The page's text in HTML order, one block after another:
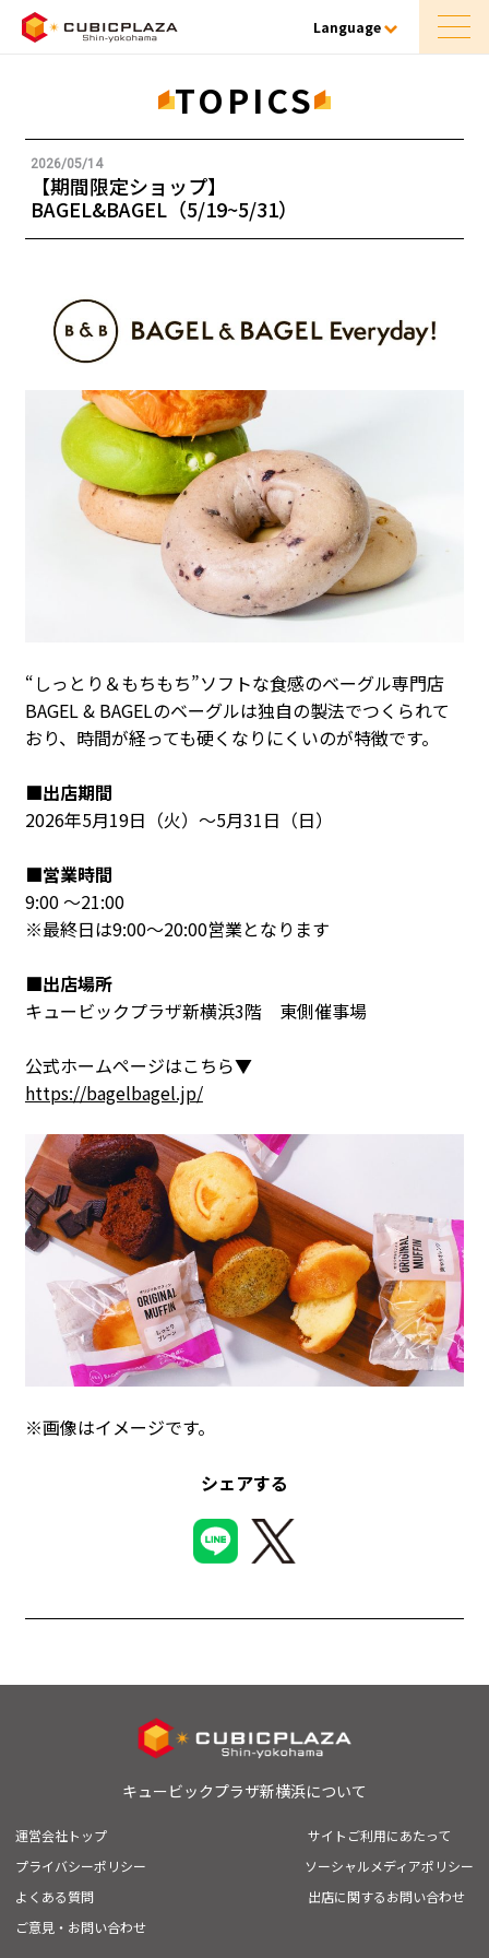
Language
TOPICS
2026/05/14
【期間限定ショップ】
BAGEL&BAGEL（5/19~5/31）
“しっとり＆もちもち”ソフトな食感のベーグル専門店
BAGEL & BAGELのベーグルは独自の製法でつくられて
おり、時間が経っても硬くなりにくいのが特徴です。
■出店期間
2026年5月19日（火）～5月31日（日）
■営業時間
9:00 ～21:00
※最終日は9:00～20:00営業となります
■出店場所
キュービックプラザ新横浜3階 東側催事場
公式ホームページはこちら▼
https://bagelbagel.jp/
※画像はイメージです。
シェアする
キュービックプラザ新横浜について
運営会社トップ
サイトご利用にあたって
プライバシーポリシー
ソーシャルメディアポリシー
よくある質問
出店に関するお問い合わせ
ご意見・お問い合わせ